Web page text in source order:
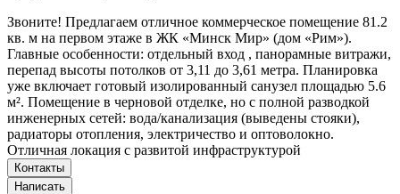
Звоните! Предлагаем отличное коммерческое помещение 81.2
кв. м на первом этаже в ЖК «Минск Мир» (дом «Рим»).
Главные особенности: отдельный вход , панорамные витражи,
перепад высоты потолков от 3,11 до 3,61 метра. Планировка
уже включает готовый изолированный санузел площадью 5.6
м². Помещение в черновой отделке, но с полной разводкой
инженерных сетей: вода/канализация (выведены стояки),
радиаторы отопления, электричество и оптоволокно.
Отличная локация с развитой инфраструктурой
Контакты
Написать